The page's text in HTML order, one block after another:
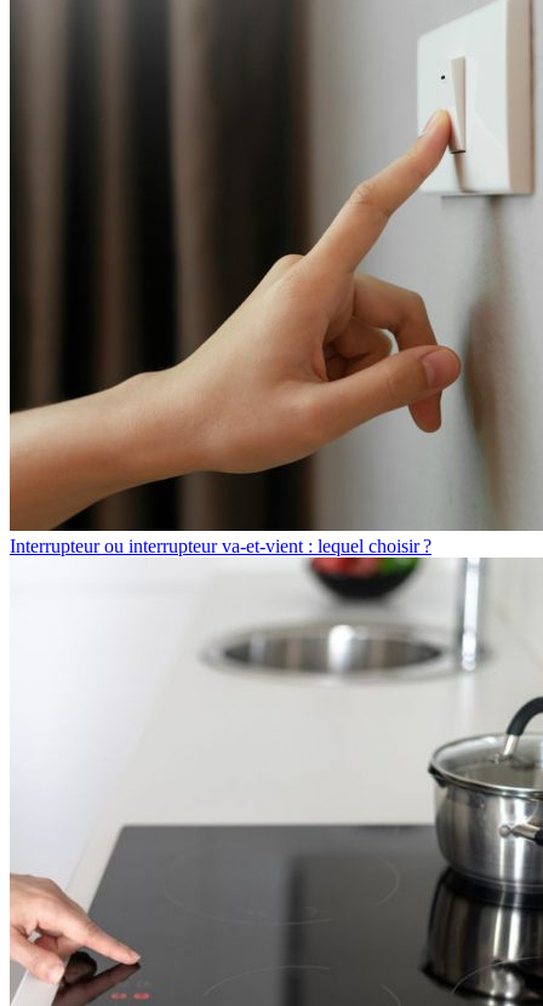
Interrupteur ou interrupteur va-et-vient : lequel choisir ?